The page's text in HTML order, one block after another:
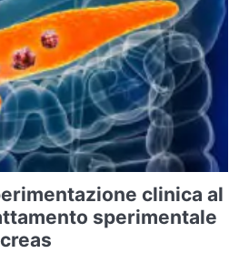
clinica al
sperimentale